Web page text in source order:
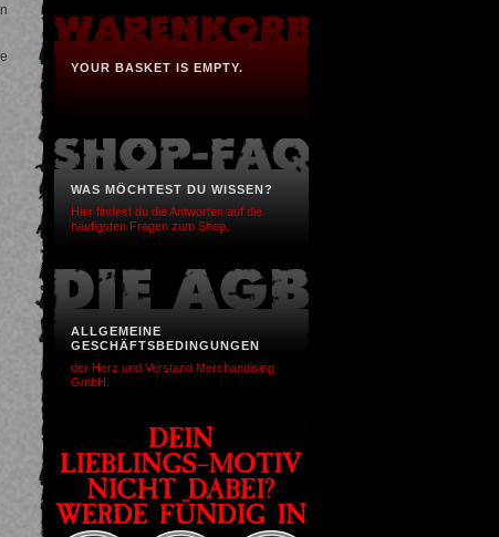
YOUR BASKET IS EMPTY.
WAS MÖCHTEST DU WISSEN?
Hier findest du die Antworten auf die
häufigsten Fragen zum Shop.
ALLGEMEINE
GESCHÄFTSBEDINGUNGEN
der Herz und Verstand Merchandising
GmbH.